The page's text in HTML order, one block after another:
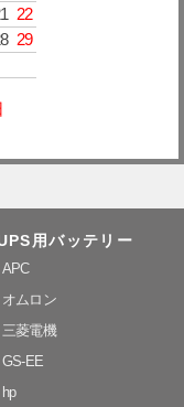
22
29
用バッテリー
APC
オムロン
三菱電機
GS-EE
hp